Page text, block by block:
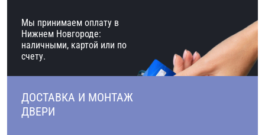
Мы принимаем оплату в
Нижнем Новгороде:
наличными, картой или по
счету.
ДОСТАВКА И МОНТАЖ
ДВЕРИ